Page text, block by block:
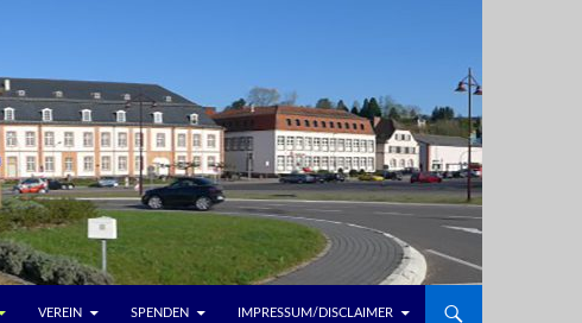
VEREIN SPENDEN IMPRESSUM/DISCLAIMER